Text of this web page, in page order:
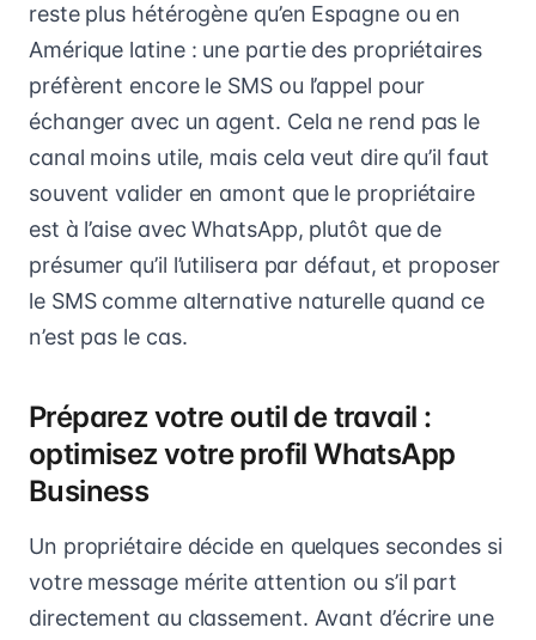
reste plus hétérogène qu’en Espagne ou en
Amérique latine : une partie des propriétaires
préfèrent encore le SMS ou l’appel pour
échanger avec un agent. Cela ne rend pas le
canal moins utile, mais cela veut dire qu’il faut
souvent valider en amont que le propriétaire
est à l’aise avec WhatsApp, plutôt que de
présumer qu’il l’utilisera par défaut, et proposer
le SMS comme alternative naturelle quand ce
n’est pas le cas.
Préparez votre outil de travail :
optimisez votre profil WhatsApp
Business
Un propriétaire décide en quelques secondes si
votre message mérite attention ou s’il part
directement au classement. Avant d’écrire une